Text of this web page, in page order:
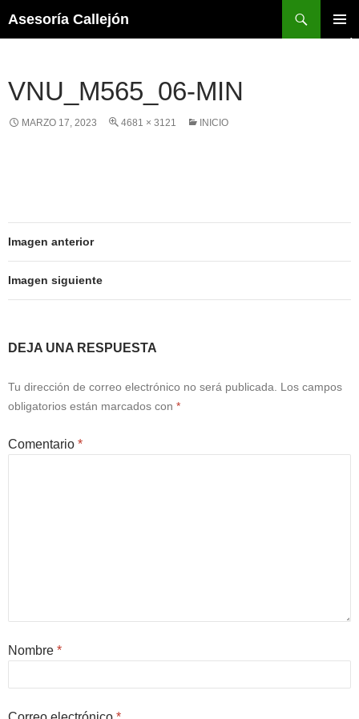
Asesoría Callejón
VNU_M565_06-MIN
MARZO 17, 2023 4681 × 3121 INICIO
Imagen anterior
Imagen siguiente
DEJA UNA RESPUESTA
Tu dirección de correo electrónico no será publicada.
Los campos
obligatorios están marcados con *
Comentario *
Nombre *